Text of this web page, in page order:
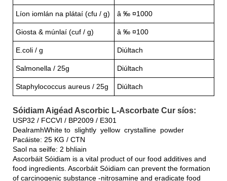
Líon iomlán na plátaí (cfu / g) â ‰ ¤1000
Giosta & múnlaí (cuf / g) â ‰ ¤100
E.coli / g Diúltach
Salmonella / 25g Diúltach
Staphylococcus aureus / 25g Diúltach
Sóidiam Aigéad Ascorbic L-Ascorbate Cur síos:
USP32 / FCCVI / BP2009 / E301
DealramhWhite to slightly yellow crystalline powder
Pacáiste: 25 KG / CTN
Saol na seilfe: 2 bhliain
Ascorbáit Sóidiam is a vital product of our food additives and
food ingredients. Ascorbáit Sóidiam can prevent the formation
of carcinogenic substance -nitrosamine and eradicate food